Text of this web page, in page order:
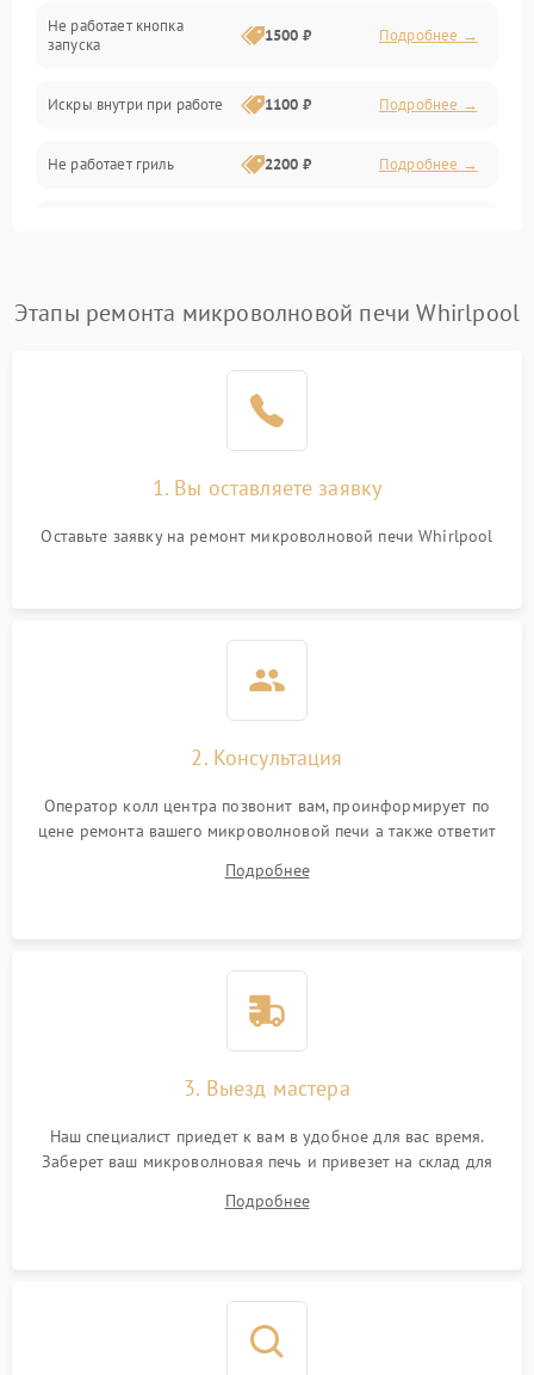
Нагрев и приготовление
Программное обеспечение
Не работает кнопка
запуска
1500 ₽ Подробнее →
Искры внутри при работе 1100 ₽ Подробнее →
Не работает гриль 2200 ₽ Подробнее →
Подробнее →
2200 ₽
Не работают сенсорные
1000 ₽
Этапы ремонта микроволновой печи Whirlpool
1. Вы оставляете заявку
Оставьте заявку на ремонт микроволновой печи Whirlpool
2. Консультация
Оператор колл центра позвонит вам, проинформирует по
цене ремонта вашего микроволновой печи а также ответит
Подробнее
3. Выезд мастера
Наш специалист приедет к вам в удобное для вас время.
Заберет ваш микроволновая печь и привезет на склад для
Подробнее